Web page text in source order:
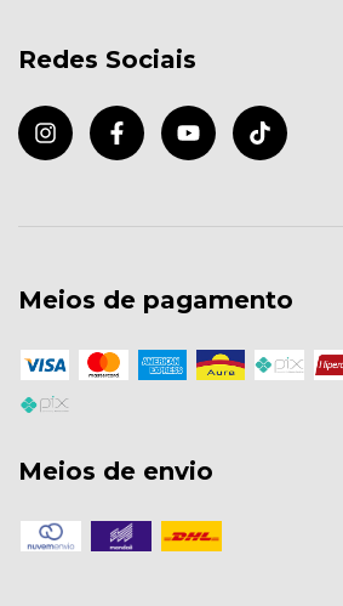
Redes Sociais
Meios de pagamento
Meios de envio